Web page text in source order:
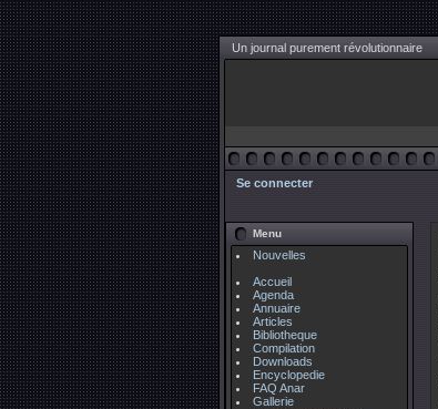
Un journal purement révolutionnaire
Se connecter
Menu
Nouvelles
Accueil
Agenda
Annuaire
Articles
Bibliotheque
Compilation
Downloads
Encyclopedie
FAQ Anar
Gallerie